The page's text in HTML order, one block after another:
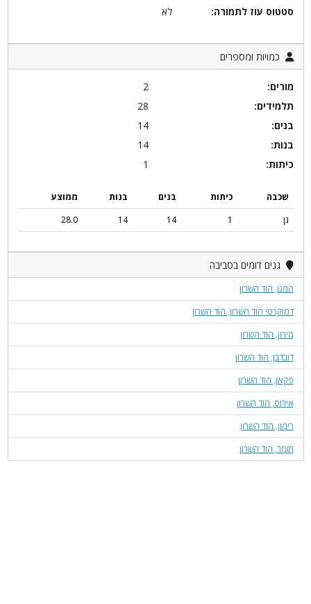
סטטוס עוז לתמורה:
לא
כמויות ומספרים
מורים:
2
תלמידים:
28
בנים:
14
בנות:
14
כיתות:
1
שכבה כיתות בנים בנות
ממוצע
גן
1
14
14
28.0
גנים דומים בסביבה
המגן, הוד השרון
דמוקרטי הוד השרון, הוד השרון
מירון, הוד השרון
דובדבן, הוד השרון
פקאן, הוד השרון
אירוס, הוד השרון
רימון, הוד השרון
תומר, הוד השרון